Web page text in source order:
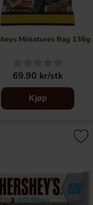
Miniatures Bag 136g
69.90 kr/stk
Kjøp